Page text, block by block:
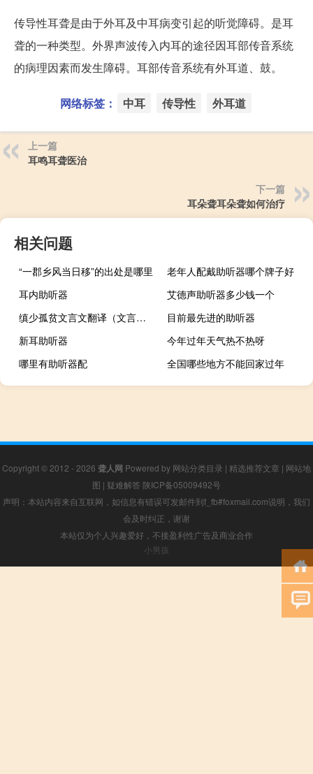
传导性耳聋是由于外耳及中耳病变引起的听觉障碍。是耳
聋的一种类型。外界声波传入内耳的途径因耳部传音系统
的病理因素而发生障碍。耳部传音系统有外耳道、鼓。
网络标签： 中耳 传导性 外耳道
上一篇
耳鸣耳聋医治
下一篇
耳朵聋耳朵聋如何治疗
相关问题
“一郡乡风当日移”的出处是哪里
老年人配戴助听器哪个牌子好
耳内助听器
艾德声助听器多少钱一个
缜少孤贫文言文翻译（文言文王育少孤贫的翻译）
目前最先进的助听器
新耳助听器
今年过年天气热不热呀
哪里有助听器配
全国哪些地方不能回家过年
Copyright © 2012 - 2026 聋人网 Powered by 网站分类目录 | 精选推荐文章 | 网站地
图 | 疑难解答 陕ICP备05009492号
声明：本站内容来自互联网，如信息有错误可发邮件到f_fb#foxmail.com说明，我们
会及时纠正，谢谢
本站仅为个人兴趣爱好，不接盈利性广告及商业合作
小男孩